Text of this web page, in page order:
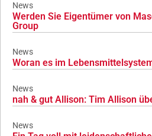
News
Werden Sie Eigentümer von
Group
News
Woran es im
News
nah & gut Allison: Tim Allison
News